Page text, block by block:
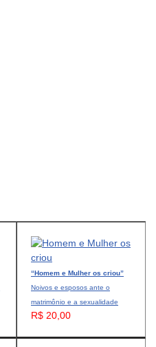
“Homem e Mulher os criou”
Noivos e esposos ante o
matrimônio e a sexualidade
R$ 20,00